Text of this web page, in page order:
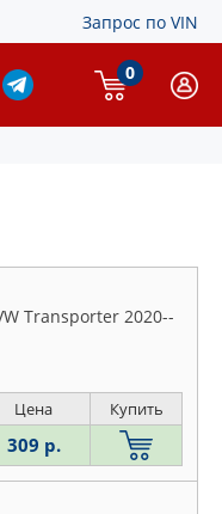
Запрос по VIN
0
Transporter 2020--
Цена Купить
309 р.